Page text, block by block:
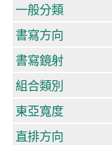
一般分類
書寫方向
書寫鏡射
組合類別
東亞寬度
直排方向